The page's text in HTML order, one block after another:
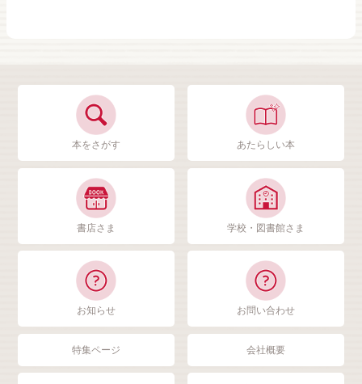
本をさがす あたらしい本
書店さま 学校・図書館さま
お知らせ お問い合わせ
特集ページ 会社概要